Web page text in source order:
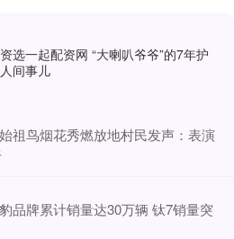
选一起配资网 “大喇叭爷爷”的7年护
间事儿
祖鸟烟花秀燃放地村民发声：表演
品牌累计销量达30万辆 钛7销量突